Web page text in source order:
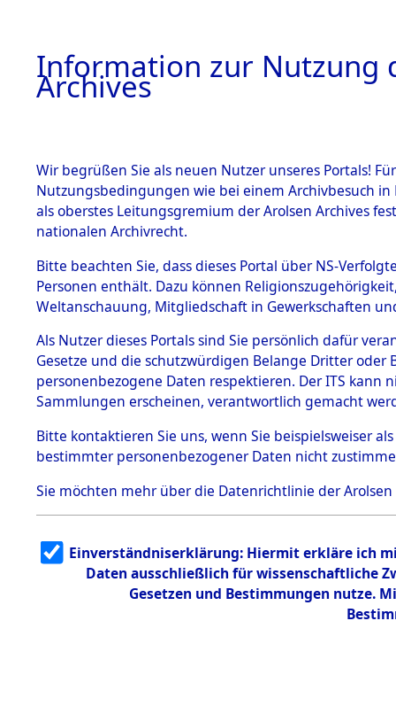
BESTÄNDE
1.
Inhaftierungsdoku
mente
1.2.9 Beim ITS
Effekten
1.2.9.1
Effekten aus
dem KZ
Dachau
1.2.9.2
Effekten aus
dem KZ
Bayerisches
Dokument
e
0008
Einen Kommentar
Information zur Nutzung
Archives
Wir begrüßen Sie als neuen Nutzer unseres Portals!
Nutzungsbedingungen wie bei einem Archivbesuch
als oberstes Leitungsgremium der Arolsen Archives
nationalen Archivrecht.
Bitte beachten Sie, dass dieses Portal über NS-
Personen enthält. Dazu können
Weltanschauung, Mitgliedschaft in Gewerkschaften
Als Nutzer dieses Portals sind Sie persönlich dafür
Gesetze und die schutzwürdigen Belange Dritter
personenbezogene Daten respektieren. Der ITS
Sammlungen erscheinen, verantwortlich gemacht
Bitte kontaktieren Sie uns, wenn Sie beispielsweiser
bestimmter personenbezogener Daten nicht
Sie möchten mehr über die Datenrichtlinie der Arolsen
Einverständniserklärung: Hiermit erkläre ich
Daten ausschließlich für wissenschaftliche
Gesetzen und Bestimmungen nutze.